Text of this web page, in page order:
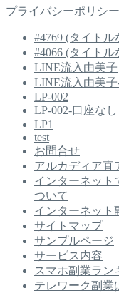
プライバシーポリシー
#4769 (タイトル
#4066 (タイトル
LINE流入由美子
LINE流入由美
LP-002
LP-002-口座なし
LP1
test
お問合せ
アルカディア直
インターネット
ついて
インターネット
サイトマップ
サンプルページ
サービス内容
スマホ副業ラン
テレワーク副業